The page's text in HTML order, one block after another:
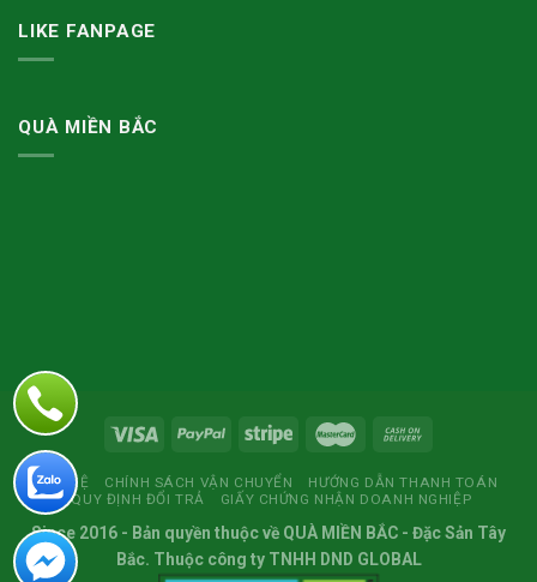
LIKE FANPAGE
QUÀ MIỀN BẮC
LIÊN HỆ CHÍNH SÁCH VẬN CHUYỂN
HƯỚNG DẪN THANH TOÁN
QUY ĐỊNH ĐỔI TRẢ
GIẤY CHỨNG NHẬN DOANH NGHIỆP
Since 2016 - Bản quyền thuộc về QUÀ MIỀN BẮC - Đặc Sản Tây
Bắc. Thuộc công ty TNHH DND GLOBAL